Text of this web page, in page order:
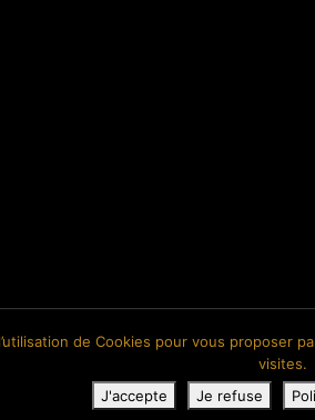
de Cookies pour vous proposer
visites.
J'accepte
Je refuse